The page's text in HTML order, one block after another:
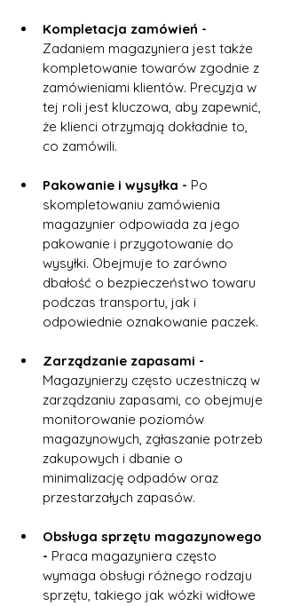
Kompletacja zamówień -
Zadaniem magazyniera jest także
kompletowanie towarów zgodnie z
zamówieniami klientów. Precyzja w
tej roli jest kluczowa, aby zapewnić,
że klienci otrzymają dokładnie to,
co zamówili.
Pakowanie i wysyłka - Po
skompletowaniu zamówienia
magazynier odpowiada za jego
pakowanie i przygotowanie do
wysyłki. Obejmuje to zarówno
dbałość o bezpieczeństwo towaru
podczas transportu, jak i
odpowiednie oznakowanie paczek.
Zarządzanie zapasami -
Magazynierzy często uczestniczą w
zarządzaniu zapasami, co obejmuje
monitorowanie poziomów
magazynowych, zgłaszanie potrzeb
zakupowych i dbanie o
minimalizację odpadów oraz
przestarzałych zapasów.
Obsługa sprzętu magazynowego
- Praca magazyniera często
wymaga obsługi różnego rodzaju
sprzętu, takiego jak wózki widłowe